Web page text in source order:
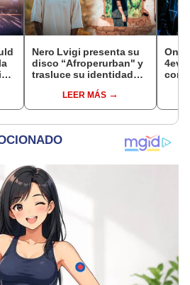
Nero Lvigi presenta su
disco “Afroperurban" y
trasluce su identidad
músicaLEER MÁS
con